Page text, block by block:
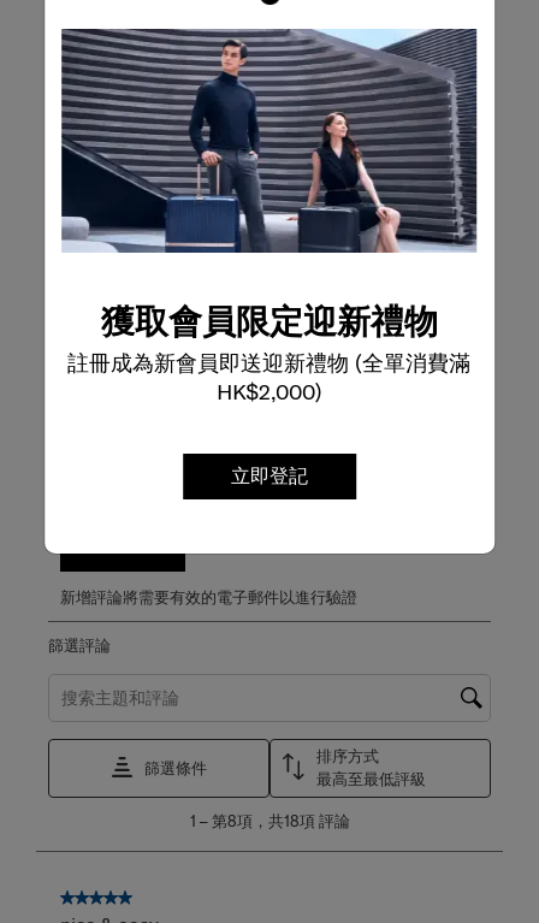
獲取會員限定迎新禮物
註冊成為新會員即送迎新禮物 (全單消費滿
HK$2,000)
立即登記
評論
評級快照
從下方選擇一行過濾評論。
15
15 個評論帶有 5
4星星級
3
3 個評論帶有 4
3星星級
0
星級
0
0 個評論帶有 1
整體評分
新增評論將需要有效的電子郵件以進行驗證
篩選評論
搜尋主題和評論搜尋區域
篩選條件
排序方式
最高至最低評級
第
項，
1 – 第8項，共18項 評論
5星，共5星。